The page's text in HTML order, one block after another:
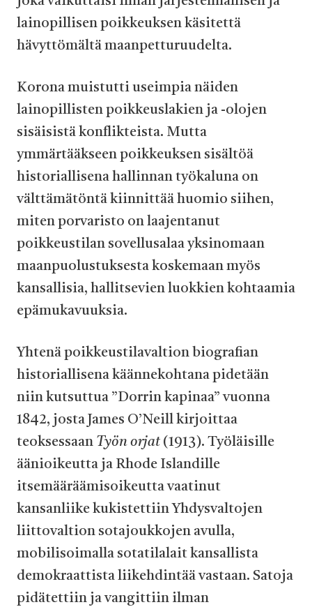
lainopillisen poikkeuksen käsitettä
hävyttömältä maanpetturuudelta.
Korona muistutti useimpia näiden
lainopillisten poikkeuslakien ja -olojen
sisäisistä konflikteista. Mutta
ymmärtääkseen poikkeuksen sisältöä
historiallisena hallinnan työkaluna on
välttämätöntä kiinnittää huomio siihen,
miten porvaristo on laajentanut
poikkeustilan sovellusalaa yksinomaan
maanpuolustuksesta koskemaan myös
kansallisia, hallitsevien luokkien kohtaamia
epämukavuuksia.
Yhtenä poikkeustilavaltion biografian
historiallisena käännekohtana pidetään
niin kutsuttua ”Dorrin kapinaa” vuonna
1842, josta James O’Neill kirjoittaa
teoksessaan Työn orjat (1913). Työläisille
äänioikeutta ja Rhode Islandille
itsemääräämisoikeutta vaatinut
kansanliike kukistettiin Yhdysvaltojen
liittovaltion sotajoukkojen avulla,
mobilisoimalla sotatilalait kansallista
demokraattista liikehdintää vastaan. Satoja
pidätettiin ja vangittiin ilman